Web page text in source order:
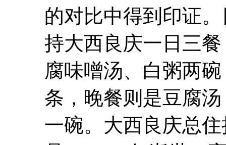
的对比中得到印证
持大西良庆一日三
腐味噌汤、白粥两
条，晚餐则是豆腐汤
一碗。大西良庆总